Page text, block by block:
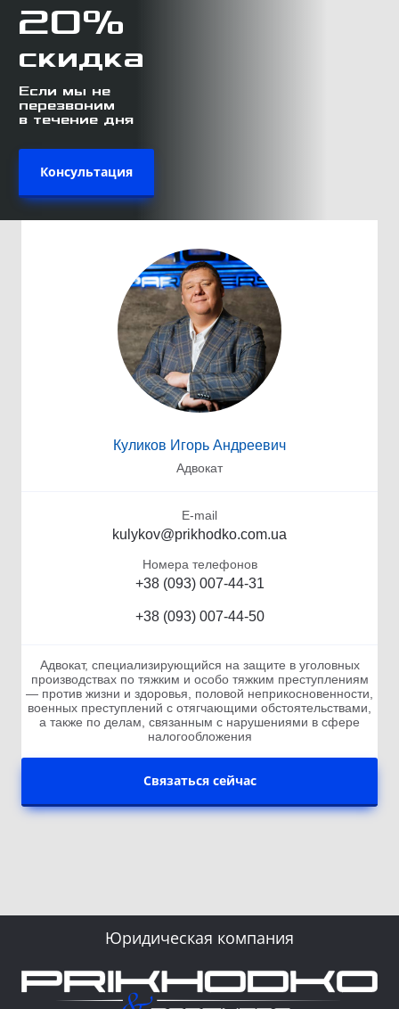
Куликов Игорь Андреевич
Адвокат
E-mail
kulykov@prikhodko.com.ua
Номера телефонов
+38 (093) 007-44-31
+38 (093) 007-44-50
Адвокат, специализирующийся на защите в уголовных
производствах по тяжким и особо тяжким преступлениям
— против жизни и здоровья, половой неприкосновенности,
военных преступлений с отягчающими обстоятельствами,
а также по делам, связанным с нарушениями в сфере
налогообложения
Связаться сейчас
20%
скидка
Если мы не
перезвоним
в течение дня
Консультация
Юридическая компания